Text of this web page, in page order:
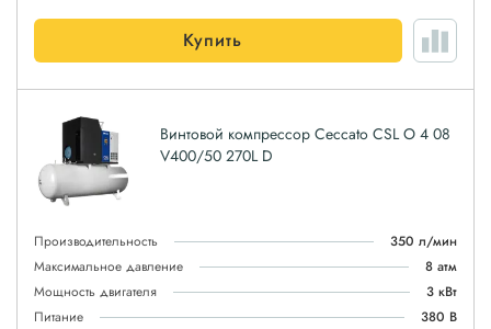
Купить
Винтовой компрессор Ceccato CSL O 4 08
V400/50 270L D
Производительность
350 л/мин
Максимальное давление
8 атм
Мощность двигателя
3 кВт
Питание
380 В